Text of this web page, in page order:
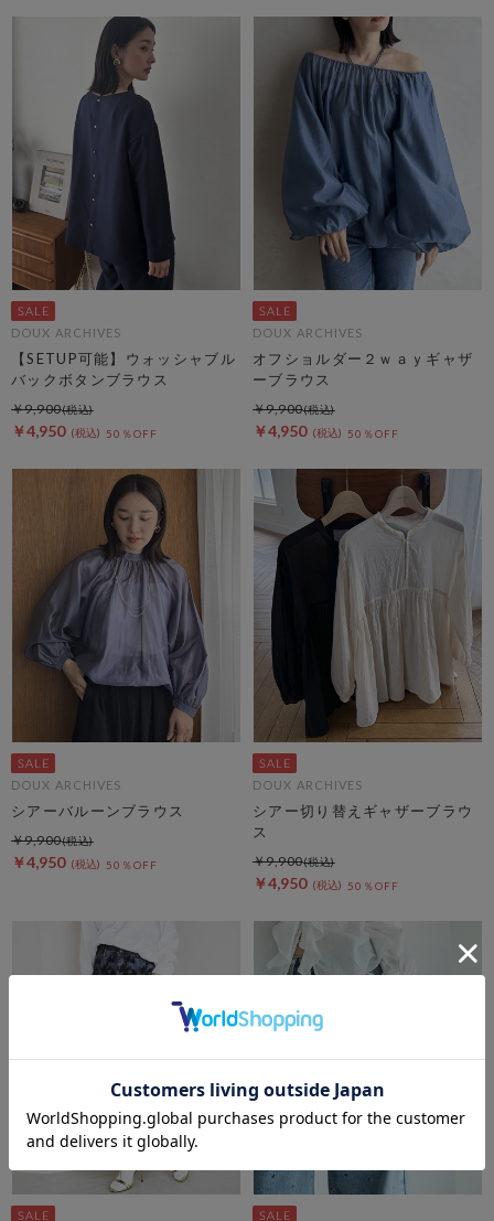
DOUX ARCHIVES
【SETUP可能】ウォッシャブル
バックボタンブラウス
￥4,950 50％OFF
￥9,900
DOUX ARCHIVES
オフショルダー２ｗａｙギャザ
ーブラウス
￥4,950 50％OFF
￥9,900
DOUX ARCHIVES
シアーバルーンブラウス
￥4,950 50％OFF
￥9,900
DOUX ARCHIVES
シアー切り替えギャザーブラウ
ス
￥4,950 50％OFF
￥9,900